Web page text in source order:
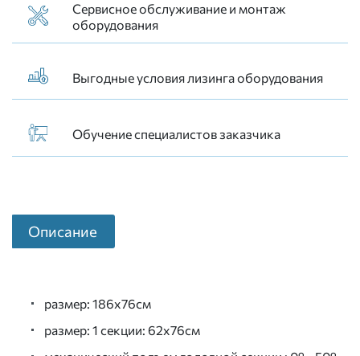
Сервисное обслуживание и монтаж
оборудования
Выгодные условия лизинга оборудования
Обучение специалистов заказчика
Описание
размер: 186x76см
размер: 1 секции: 62х76см